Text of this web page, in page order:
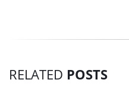
RELATED POSTS